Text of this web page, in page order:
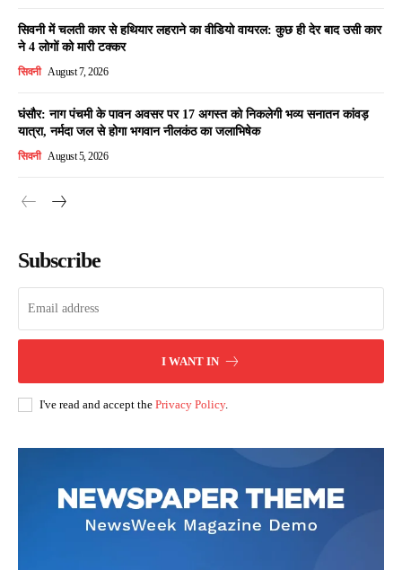
सिवनी में चलती कार से हथियार लहराने का वीडियो वायरल: कुछ ही देर बाद उसी कार
ने 4 लोगों को मारी टक्कर
सिवनी August 7, 2026
घंसौर: नाग पंचमी के पावन अवसर पर 17 अगस्त को निकलेगी भव्य सनातन कांवड़
यात्रा, नर्मदा जल से होगा भगवान नीलकंठ का जलाभिषेक
सिवनी August 5, 2026
Subscribe
I WANT IN
I've read and accept the Privacy Policy.